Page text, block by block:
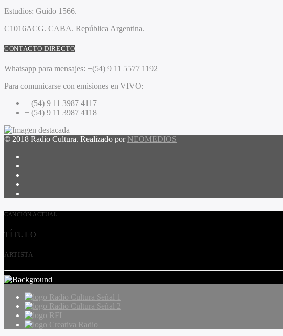
Estudios: Guido 1566.
C1016ACG. CABA. República Argentina.
CONTACTO DIRECTO
Whatsapp para mensajes: +(54) 9 11 5577 1192
Para comunicarse con emisiones en VIVO:
+ (54) 9 11 3987 4117
+ (54) 9 11 3987 4118
© 2018 Radio Cultura. Realizado por NEOMEDIOS
CANCIÓN ACTUAL
TÍTULO
ARTISTA
Radio Cultura Señal 1
Radio Cultura Señal 2
RFI
Creativa Radio